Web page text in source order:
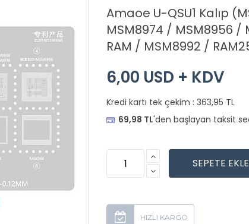
Amaoe U-QSU1 Kalıp
MSM8974 / MSM8956 /
RAM / MSM8992 /
6,00 USD + KDV
Kredi kartı tek çekim : 363,95 TL
69,98 TL'den başlayan taksit